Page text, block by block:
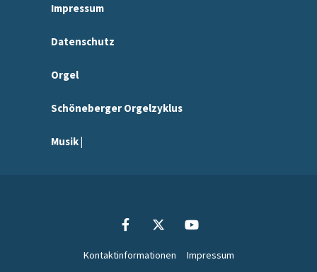
Impressum
Datenschutz
Orgel
Schöneberger Orgelzyklus
Musik |
Kontaktinformationen Impressum